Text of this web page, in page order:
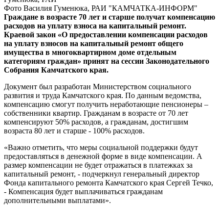
Фото Василия Гуменюка, РАИ "КАМЧАТКА-ИНФОРМ"
Граждане в возрасте 70 лет и старше получат компенсацию
расходов на уплату взноса на капитальный ремонт.
Краевой закон «О предоставлении компенсации расходов
на уплату взносов на капитальный ремонт общего
имущества в многоквартирном доме отдельным
категориям граждан» принят на сессии Законодательного
Собрания Камчатского края.
Документ был разработан Министерством социального
развития и труда Камчатского края. По данным ведомства,
компенсацию смогут получить неработающие пенсионеры –
собственники квартир. Гражданам в возрасте от 70 лет
компенсируют 50% расходов, а гражданам, достигшим
возраста 80 лет и старше - 100% расходов.
«Важно отметить, что меры социальной поддержки будут
предоставляться в денежной форме в виде компенсации. А
размер компенсации не будет отражаться в платежках за
капитальный ремонт, - подчеркнул генеральный директор
Фонда капитального ремонта Камчатского края Сергей Течко,
- Компенсация будет выплачиваться гражданам
дополнительными выплатами».